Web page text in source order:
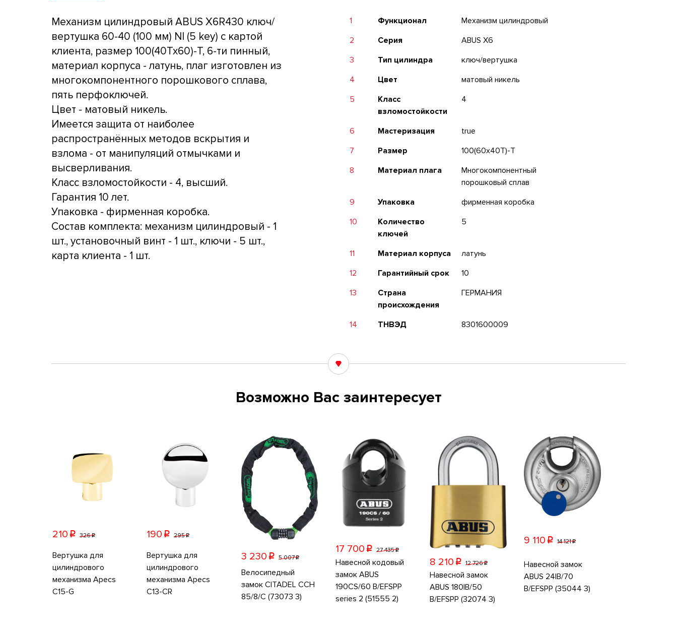
Механизм цилиндровый ABUS X6R430 ключ/
вертушка 60-40 (100 мм) NI (5 key) с картой
клиента, размер 100(40Tx60)-T, 6-ти пинный,
материал корпуса - латунь, плаг изготовлен из
многокомпонентного порошкового сплава,
пять перфоключей.
Цвет - матовый никель.
Имеется защита от наиболее
распространённых методов вскрытия и
взлома - от манипуляций отмычками и
высверливания.
Класс взломостойкости - 4, высший.
Гарантия 10 лет.
Упаковка - фирменная коробка.
Состав комплекта: механизм цилиндровый - 1
шт., установочный винт - 1 шт., ключи - 5 шт.,
карта клиента - 1 шт.
1 Функционал
Механизм цилиндровый
2
Серия
ABUS X6
3
Тип цилиндра
ключ/вертушка
4
Цвет
матовый никель
5
Класс
взломостойкости
4
6 Мастеризация
true
7
Размер
100(60x40T)-T
8
Материал плага
Многокомпонентный
порошковый сплав
9
Упаковка
фирменная коробка
10
Количество
ключей
5
11 Материал корпуса
латунь
12
Гарантийный срок
10
13
Страна
происхождения
ГЕРМАНИЯ
14 ТНВЭД 8301600009
Возможно Вас заинтересует
210 p 326p
Вертушка для
цилиндрового
механизма Apecs
C15-G
190 p 295p
Вертушка для
цилиндрового
механизма Apecs
C13-CR
3 230 p 5 007p
Велосипедный
замок CITADEL CCH
85/8/C (73073 3)
17 700 p 27 435p
Навесной кодовый
замок ABUS
190CS/60 B/EFSPP
series 2 (51555 2)
8 210 p 12 726p
Навесной замок
ABUS 180IB/50
B/EFSPP (32074 3)
9 110 p 14 121p
Навесной замок
ABUS 24IB/70
B/EFSPP (35044 3)